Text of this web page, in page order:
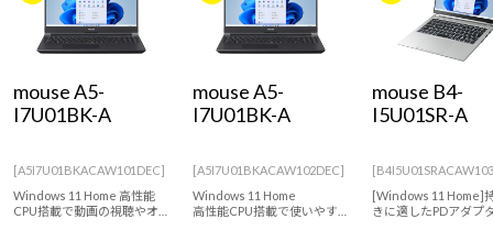
ワークステーション
ディスプレイ Windows 11 |Copilot+ PC
スペック/パーツ別
AIおすすめパソコン
Windows 11 Copilot+ PC
mouse A5-
I7U01BK-A
[A5I7U01BKACAW101DEC]
Windows 11 Home 高性能
CPU搭載で動画の視聴やオ
mouse A5-
I7U01BK-A
[A5I7U01BKACAW102DEC]
Windows 11 Home
高性能CPU搭載で使いやす
mouse B4-
I5U01SR-A
[Windows 11 Home]
きに適したPDアダプ